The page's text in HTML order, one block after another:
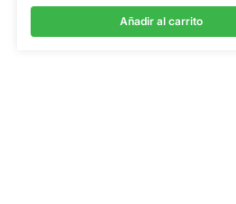
Añadir al carrito